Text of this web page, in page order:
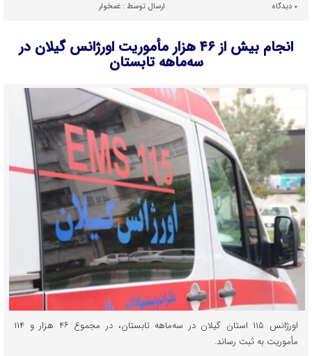
۰ دیدگاه ارسال توسط :غمخوار
انجام بیش از ۴۶ هزار مأموریت اورژانس گیلان در
سه‌ماهه تابستان
اورژانس ۱۱۵ استان گیلان در سه‌ماهه تابستان، در مجموع ۴۶ هزار و ۱۱۴
مأموریت به ثبت رساند.